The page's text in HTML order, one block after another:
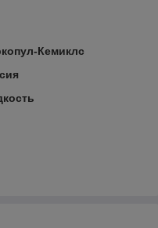
Кемиклс